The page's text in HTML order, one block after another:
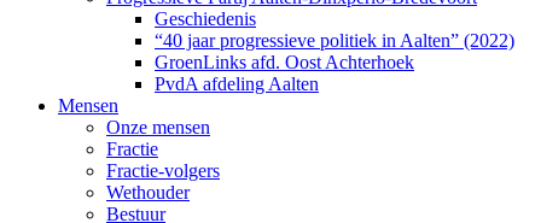
Geschiedenis
“40 jaar progressieve politiek in Aalten” (2022)
GroenLinks afd. Oost Achterhoek
PvdA afdeling Aalten
Mensen
Onze mensen
Fractie
Fractie-volgers
Wethouder
Bestuur